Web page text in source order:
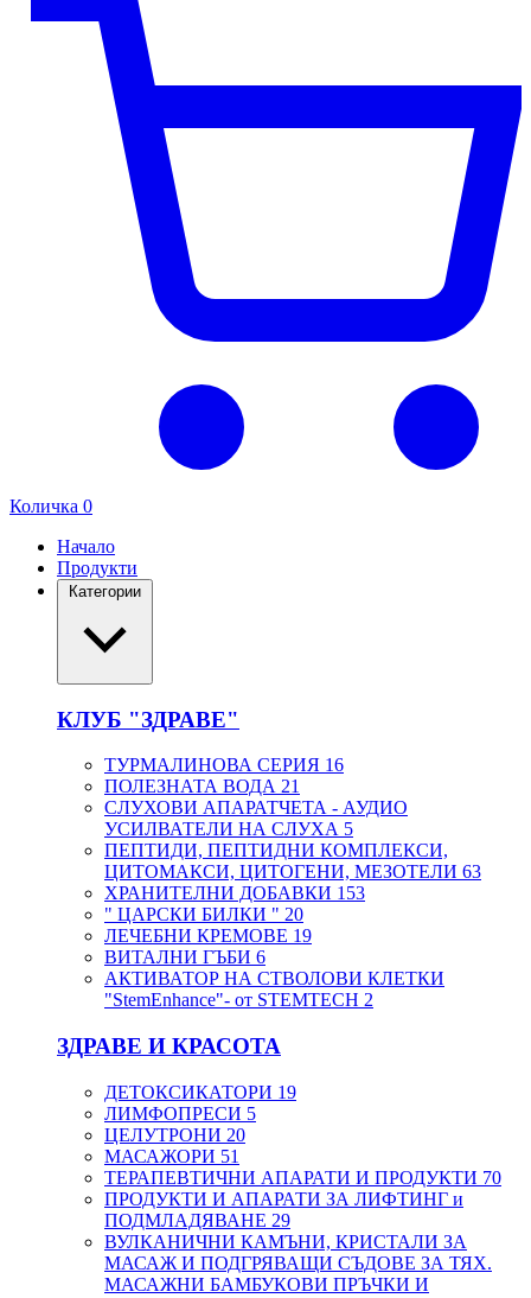
Количка 0
Начало
Продукти
Категории
КЛУБ "ЗДРАВЕ"
ТУРМАЛИНОВА СЕРИЯ 16
ПОЛЕЗНАТА ВОДА 21
СЛУХОВИ АПАРАТЧЕТА - АУДИО
УСИЛВАТЕЛИ НА СЛУХА 5
ПЕПТИДИ, ПЕПТИДНИ КОМПЛЕКСИ,
ЦИТОМАКСИ, ЦИТОГЕНИ, МЕЗОТЕЛИ 63
ХРАНИТЕЛНИ ДОБАВКИ 153
" ЦАРСКИ БИЛКИ " 20
ЛЕЧЕБНИ КРЕМОВЕ 19
ВИТАЛНИ ГЪБИ 6
АКТИВАТОР НА СТВОЛОВИ КЛЕТКИ
"StemEnhance"- от STEMTECH 2
ЗДРАВЕ И КРАСОТА
ДЕТОКСИКАТОРИ 19
ЛИМФОПРЕСИ 5
ЦЕЛУТРОНИ 20
МАСАЖОРИ 51
ТЕРАПЕВТИЧНИ АПАРАТИ И ПРОДУКТИ 70
ПРОДУКТИ И АПАРАТИ ЗА ЛИФТИНГ и
ПОДМЛАДЯВАНЕ 29
ВУЛКАНИЧНИ КАМЪНИ, КРИСТАЛИ ЗА
МАСАЖ И ПОДГРЯВАЩИ СЪДОВЕ ЗА ТЯХ.
МАСАЖНИ БАМБУКОВИ ПРЪЧКИ И